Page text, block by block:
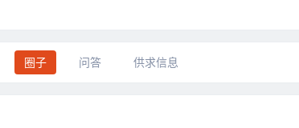
圈子 问答 供求信息